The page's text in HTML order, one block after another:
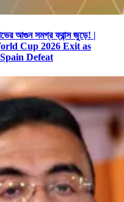
আগুন সমগ্র ফ্রান্স জুড়ে! |
Cup 2026 Exit as
Defeat